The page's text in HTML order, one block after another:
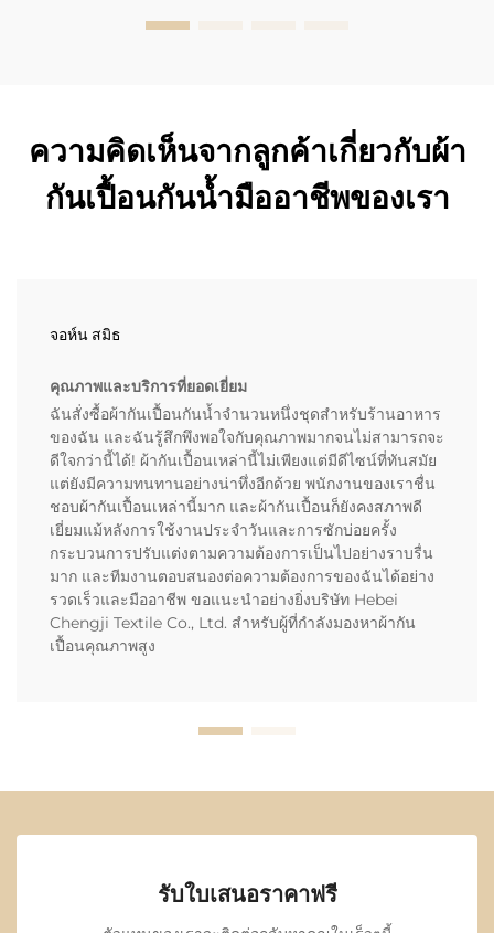
ความคิดเห็นจากลูกค้าเกี่ยวกับผ้า
กันเปื้อนกันน้ำมืออาชีพของเรา
จอห์น สมิธ
คุณภาพและบริการที่ยอดเยี่ยม
ฉันสั่งซื้อผ้ากันเปื้อนกันน้ำจำนวนหนึ่งชุดสำหรับร้านอาหาร
ของฉัน และฉันรู้สึกพึงพอใจกับคุณภาพมากจนไม่สามารถจะ
ดีใจกว่านี้ได้! ผ้ากันเปื้อนเหล่านี้ไม่เพียงแต่มีดีไซน์ที่ทันสมัย
แต่ยังมีความทนทานอย่างน่าทึ่งอีกด้วย พนักงานของเราชื่น
ชอบผ้ากันเปื้อนเหล่านี้มาก และผ้ากันเปื้อนก็ยังคงสภาพดี
เยี่ยมแม้หลังการใช้งานประจำวันและการซักบ่อยครั้ง
กระบวนการปรับแต่งตามความต้องการเป็นไปอย่างราบรื่น
มาก และทีมงานตอบสนองต่อความต้องการของฉันได้อย่าง
รวดเร็วและมืออาชีพ ขอแนะนำอย่างยิ่งบริษัท Hebei
Chengji Textile Co., Ltd. สำหรับผู้ที่กำลังมองหาผ้ากัน
เปื้อนคุณภาพสูง
รับใบเสนอราคาฟรี